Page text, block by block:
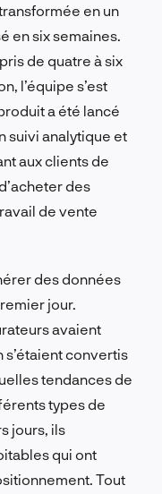
en un
en six semaines.
de quatre à six
l’équipe s’est
a été lancé
suivi analytique et
aux clients de
des
de vente
des données
jour.
avaient
convertis
tendances de
types de
jours, ils
qui ont
Tout